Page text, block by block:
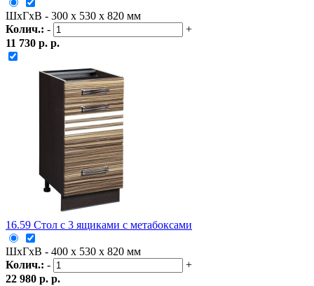
ШxГxВ - 300 x 530 x 820 мм
Колич.: -
+
11 730 р. р.
16.59 Стол с 3 ящиками с метабоксами
ШxГxВ - 400 x 530 x 820 мм
Колич.: -
+
22 980 р. р.